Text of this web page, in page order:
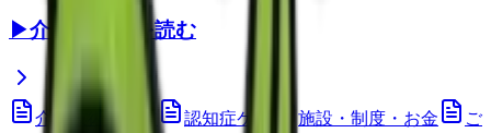
▶介護コラムを読む
介護技術・ケア 認知症ケア 施設・制度・お金
ご